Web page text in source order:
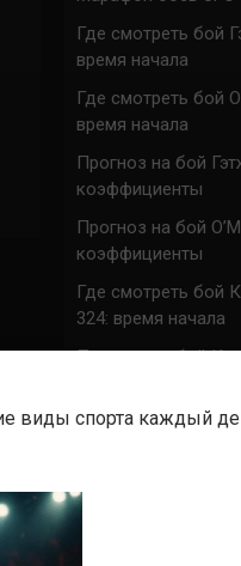
Где смотреть бой
время начала
Где смотреть бой
время начала
Прогноз на бой
коэффициенты
Прогноз на бой
коэффициенты
Где смотреть бой
324: время начала
Прогноз на бой
Наталья Сильва на
Роуз Намаюнас:
Где смотреть бой
виды спорта каждый